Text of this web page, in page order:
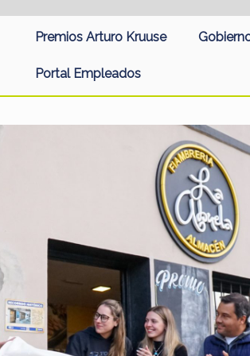
Premios Arturo Kruuse
Portal Empleados